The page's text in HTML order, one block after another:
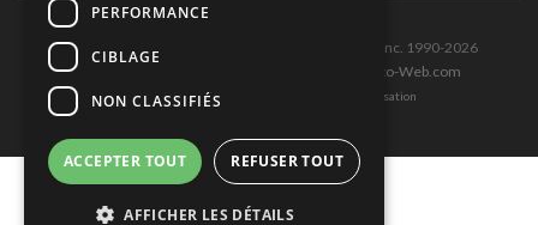
Tous droits réservés © Les Éditions Pole-Position inc. 1990-2026
Ce site est produit et hébergé par Montréal-Photo-Web.com
Politique de confidentialité et Conditions d’utilisation
PERFORMANCE
CIBLAGE
NON CLASSIFIÉS
ACCEPTER TOUT REFUSER TOUT
AFFICHER LES DÉTAILS